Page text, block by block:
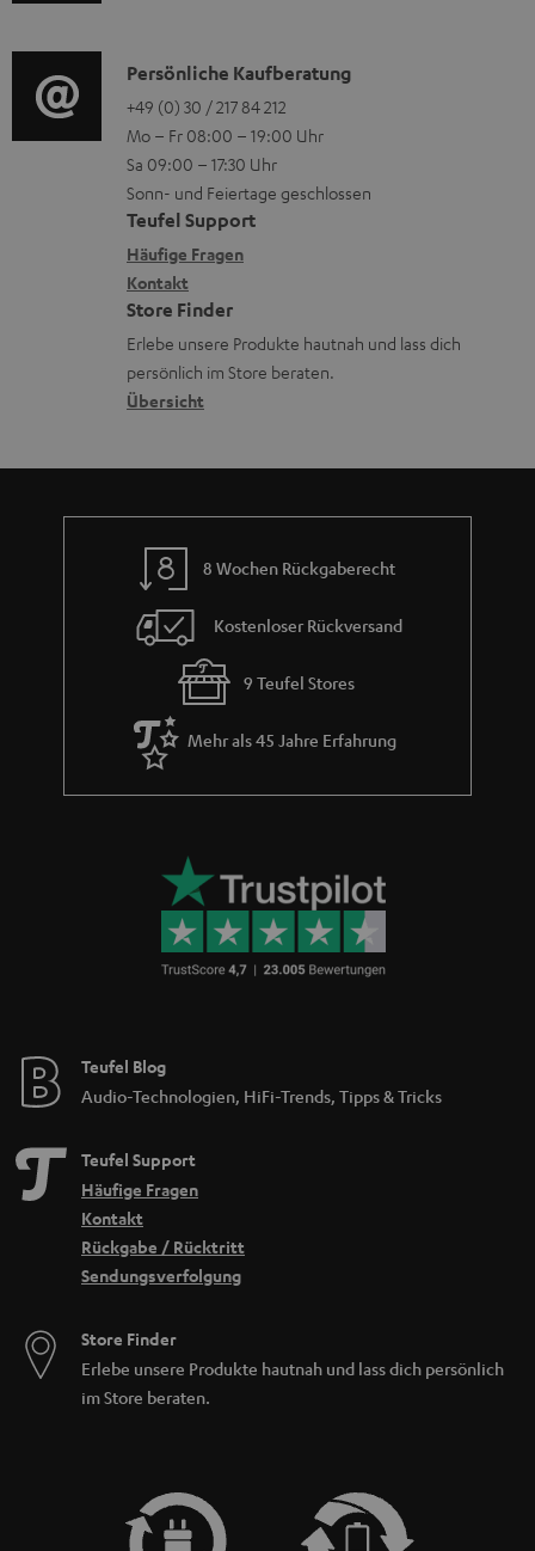
l
a
d
e
n
e
n
z
u
r
G
a
r
a
n
i
e
g
e
r
ä
t
e
R
ü
c
k
a
h
m
i
o
-
L
e
x
i
k
o
n
K
o
n
t
a
k
t
d
a
t
n
Persönliche Kaufberatung
+49 (0) 30 / 217 84 212
Mo – Fr 08:00 – 19:00 Uhr
Sa 09:00 – 17:30 Uhr
Sonn- und Feiertage geschlossen
Teufel Support
Häufige Fragen
Kontakt
Store Finder
Erlebe unsere Produkte hautnah und lass dich
persönlich im Store beraten.
Übersicht
8 Wochen Rückgaberecht
Kostenloser Rückversand
9 Teufel Stores
Mehr als 45 Jahre Erfahrung
Teufel Blog
Audio-Technologien, HiFi-Trends, Tipps & Tricks
Teufel Support
Häufige Fragen
Kontakt
Rückgabe / Rücktritt
Sendungsverfolgung
Store Finder
Erlebe unsere Produkte hautnah und lass dich persönlich
im Store beraten.